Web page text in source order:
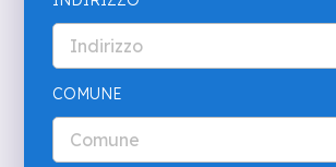
COMUNE